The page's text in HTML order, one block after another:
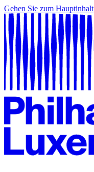
Gehen Sie zum Hauptinhalt